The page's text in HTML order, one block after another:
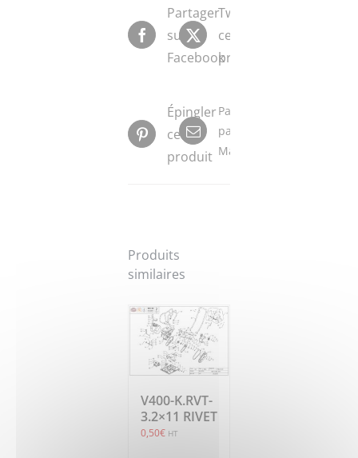
Partager
sur
Facebook
Tweeter
ce
produit
Épingler
ce
produit
Partager
par
Mail
Produits
similaires
V400-K.RVT-
3.2×11 RIVET
0,50€ HT